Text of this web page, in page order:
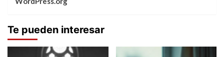
Te pueden interesar